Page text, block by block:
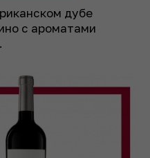
дубе
с ароматами